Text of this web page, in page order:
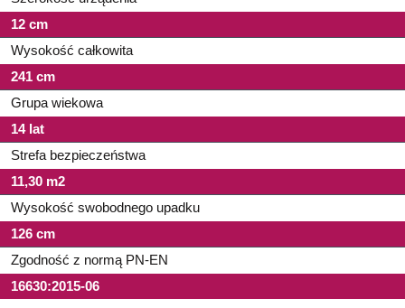
12 cm
Wysokość całkowita
241 cm
Grupa wiekowa
14 lat
Strefa bezpieczeństwa
11,30 m2
Wysokość swobodnego upadku
126 cm
Zgodność z normą PN-EN
16630:2015-06